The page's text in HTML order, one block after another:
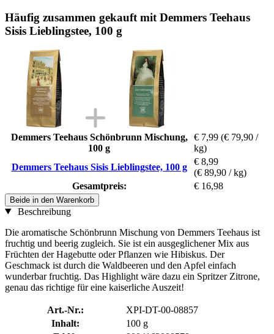
Häufig zusammen gekauft mit Demmers Teehaus
Sisis Lieblingstee, 100 g
Demmers Teehaus Schönbrunn Mischung,
100 g
€ 7,99 (€ 79,90 /
kg)
Demmers Teehaus Sisis Lieblingstee, 100 g
€ 8,99
(€ 89,90 / kg)
Gesamtpreis:
€ 16,98
Beide in den Warenkorb
Beschreibung
Die aromatische Schönbrunn Mischung von Demmers Teehaus ist
fruchtig und beerig zugleich. Sie ist ein ausgeglichener Mix aus
Früchten der Hagebutte oder Pflanzen wie Hibiskus. Der
Geschmack ist durch die Waldbeeren und den Apfel einfach
wunderbar fruchtig. Das Highlight wäre dazu ein Spritzer Zitrone,
genau das richtige für eine kaiserliche Auszeit!
Art.-Nr.:
XPI-DT-00-08857
Inhalt:
100 g